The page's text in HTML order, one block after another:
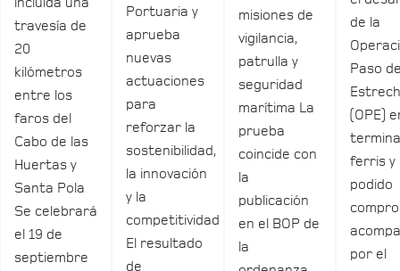
travesía de
20
kilómetros
entre los
faros del
Cabo de las
Huertas y
Santa Pola
Se celebrará
el 19 de
septiembre
Portuaria y
aprueba
nuevas
actuaciones
para
reforzar la
sostenibilidad,
la innovación
y la
competitividad
El resultado
de
misiones de
vigilancia,
patrulla y
seguridad
marítima La
prueba
coincide con
la
publicación
en el BOP de
la
de la
Paso
(OPE)
ferris y
podido
por el